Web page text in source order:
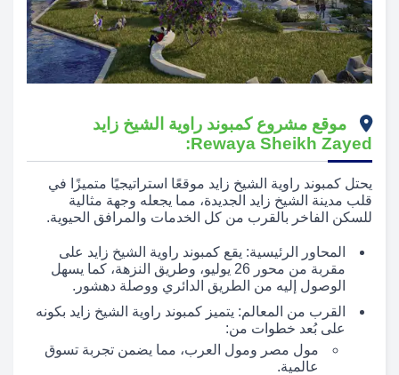
موقع مشروع كمبوند راوية الشيخ زايد
Rewaya Sheikh Zayed:
يحتل كمبوند راوية الشيخ زايد موقعًا استراتيجيًا متميزًا في
قلب مدينة الشيخ زايد الجديدة، مما يجعله وجهة مثالية
للسكن الفاخر بالقرب من كل الخدمات والمرافق الحيوية.
المحاور الرئيسية: يقع كمبوند راوية الشيخ زايد على
مقربة من محور 26 يوليو، وطريق النزهة، كما يسهل
الوصول إليه من الطريق الدائري ووصلة دهشور.
القرب من المعالم: يتميز كمبوند راوية الشيخ زايد بكونه
على بُعد خطوات من:
مول مصر ومول العرب، مما يضمن تجربة تسوق
عالمية.